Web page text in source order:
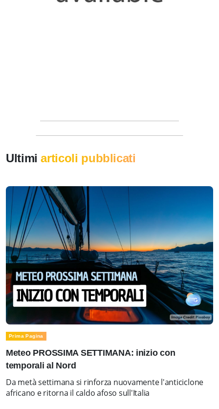
Ultimiarticoli pubblicati
Prima Pagina
Meteo PROSSIMA SETTIMANA: inizio con
temporali al Nord
Da metà settimana si rinforza nuovamente l'anticiclone
africano e ritorna il caldo afoso sull'Italia